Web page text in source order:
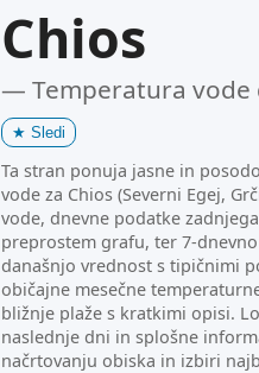
Chios
— Temperatura vode
★ Sledi
Ta stran ponuja jasne in
vode za Chios (Severni Egej,
vode, dnevne podatke
preprostem grafu, ter 7-
današnjo vrednost s tipičnimi
običajne mesečne
bližnje plaže s kratkimi opisi.
naslednje dni in splošne
načrtovanju obiska in izbiri